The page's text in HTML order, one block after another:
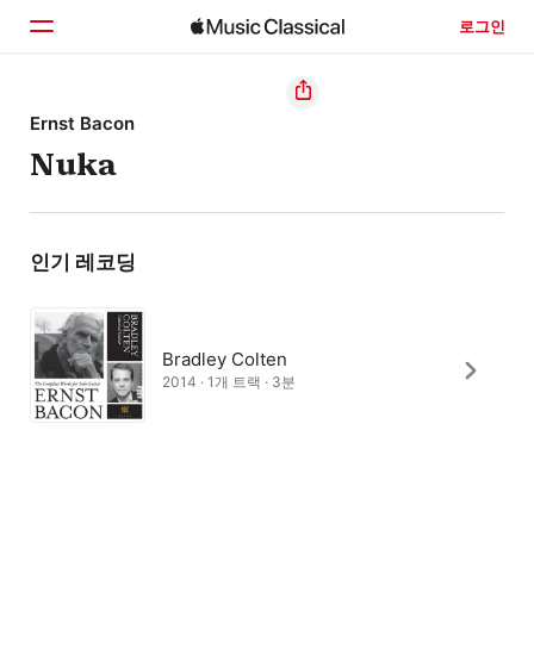
로그인
홈
둘러보기
검색
Ernst Bacon
Nuka
인기 레코딩
Bradley Colten
2014 · 1개 트랙 · 3분